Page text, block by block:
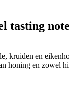
tasting
kruiden en
honing en zowel